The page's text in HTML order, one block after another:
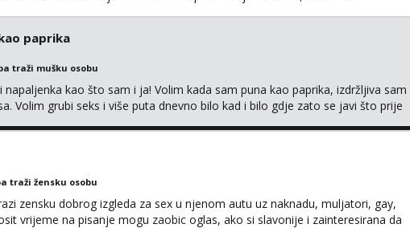
paprika
traži mušku osobu
kao što sam i ja! Volim kada sam puna kao paprika, izdržljiva sam
Volim grubi seks i više puta dnevno bilo kad i bilo gdje zato se javi što prije
traži žensku osobu
zensku dobrog izgleda za sex u njenom autu uz naknadu, muljatori, gay,
vrijeme na pisanje mogu zaobic oglas, ako si slavonije i zainteresirana da